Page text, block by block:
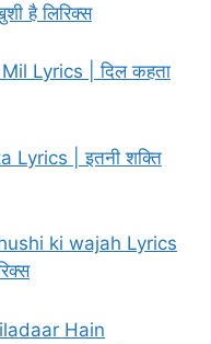
है लिरिक्स
Lyrics | दिल कहता
Lyrics | इतनी शक्ति
ki wajah Lyrics
Hain